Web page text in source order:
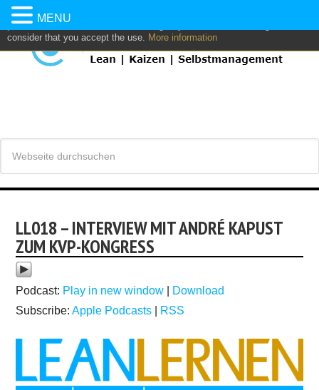
This website uses own and/or third parties cookies to: analyze,
personalize content and/or advertising. If you continue browsing, we
consider that you accept the use. More information
LL018 – INTERVIEW MIT ANDRÉ KAPUST
ZUM KVP-KONGRESS
Podcast: Play in new window
Download
Subscribe:Apple Podcasts RSS
MENU